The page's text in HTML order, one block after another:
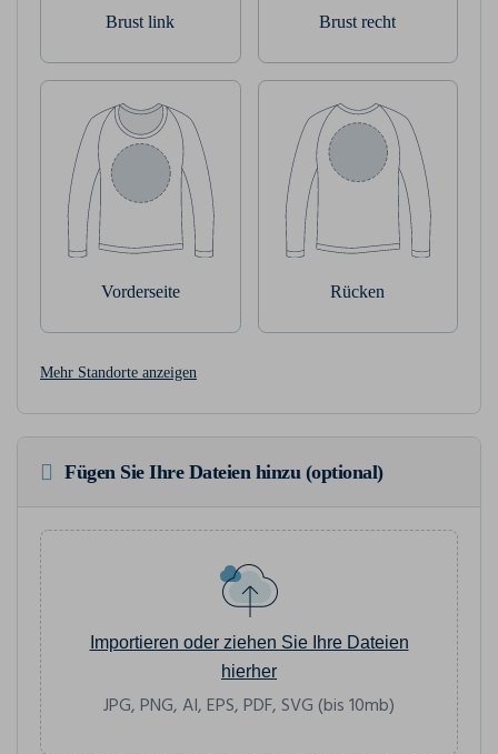
Brust link Brust recht
Vorderseite Rücken
Mehr Standorte anzeigen
Fügen Sie Ihre Dateien hinzu (optional)
Importieren oder ziehen Sie Ihre Dateien
hierher
JPG, PNG, AI, EPS, PDF, SVG (bis 10mb)